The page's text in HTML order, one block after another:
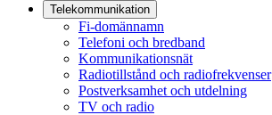
Telekommunikation
Fi-domännamn
Telefoni och bredband
Kommunikationsnät
Radiotillstånd och radiofrekvenser
Postverksamhet och utdelning
TV och radio